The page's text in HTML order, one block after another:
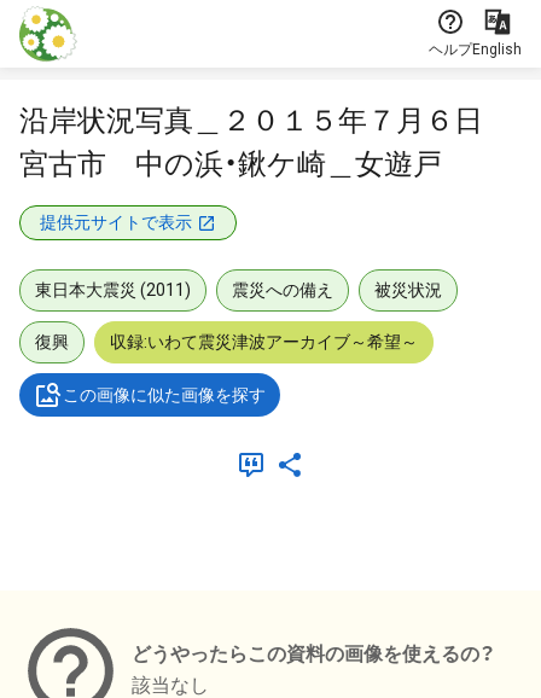
本文に飛ぶ
ヘルプEnglish
沿岸状況写真＿２０１５年７月６日
宮古市 中の浜・鍬ケ崎＿女遊戸
提供元サイトで表示
東日本大震災 (2011) 震災への備え 被災状況
復興 収録:いわて震災津波アーカイブ～希望～
この画像に似た画像を探す
どうやったらこの資料の画像を使えるの？
該当なし